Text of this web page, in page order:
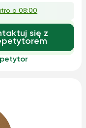
materiałów i
o 08:00
się z